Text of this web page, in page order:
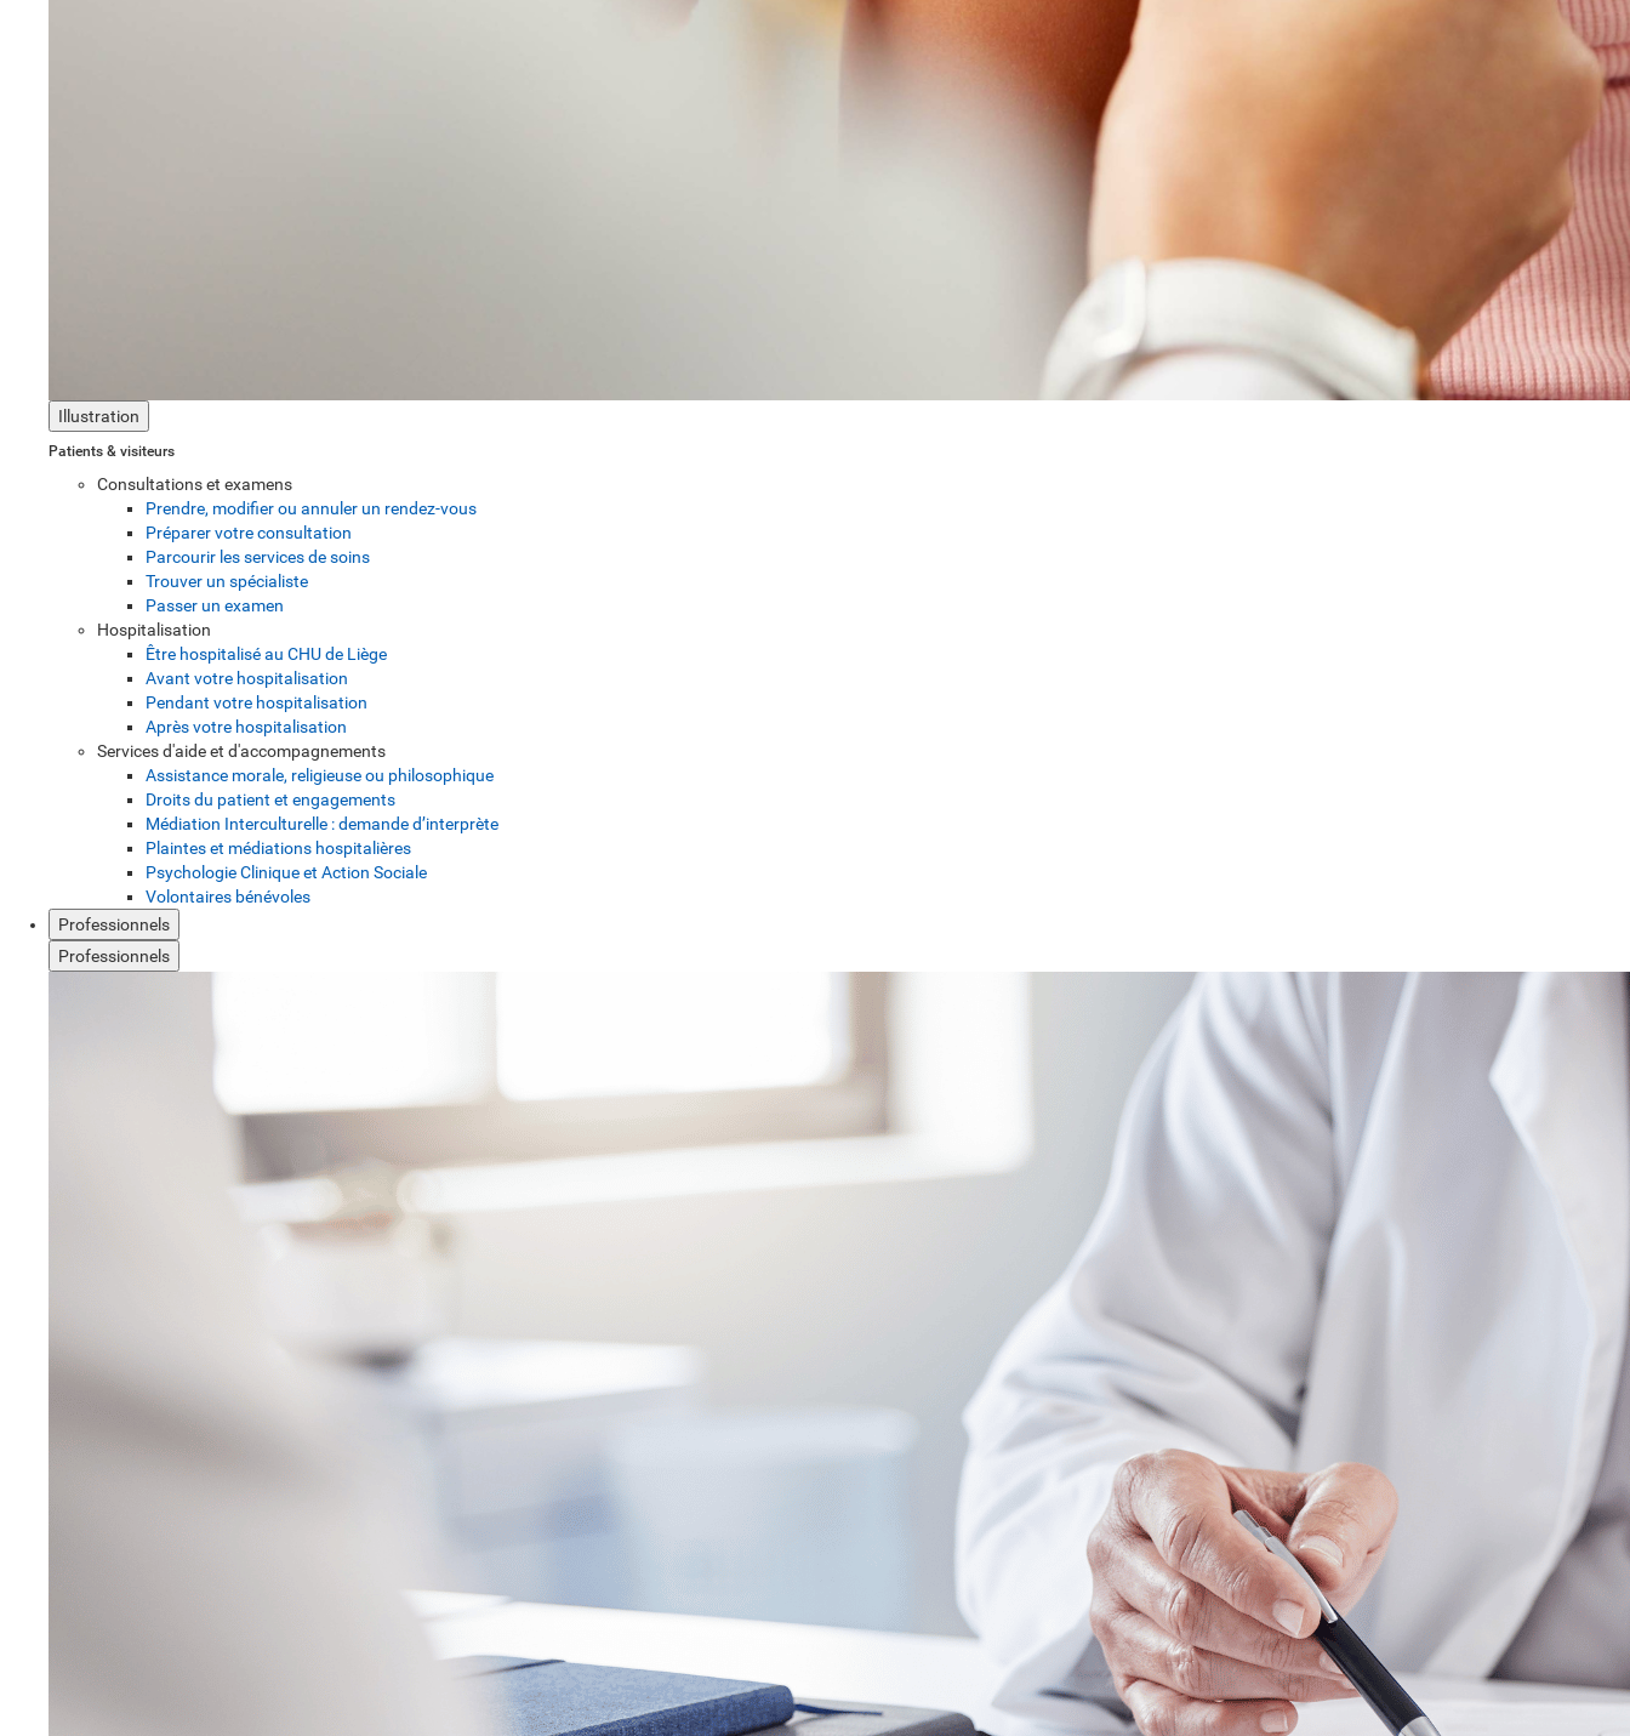
Illustration
Patients & visiteurs
Consultations et examens
Prendre, modifier ou annuler un rendez-vous
Préparer votre consultation
Parcourir les services de soins
Trouver un spécialiste
Passer un examen
Hospitalisation
Être hospitalisé au CHU de Liège
Avant votre hospitalisation
Pendant votre hospitalisation
Après votre hospitalisation
Services d'aide et d'accompagnements
Assistance morale, religieuse ou philosophique
Droits du patient et engagements
Médiation Interculturelle : demande d’interprète
Plaintes et médiations hospitalières
Psychologie Clinique et Action Sociale
Volontaires bénévoles
Professionnels
Professionnels